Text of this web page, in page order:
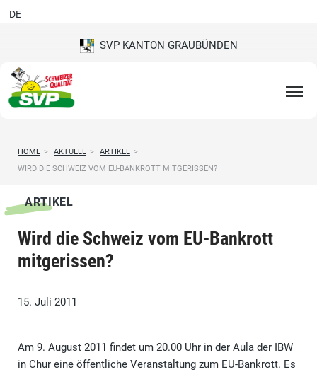
SVP KANTON GRAUBÜNDEN
DE
HOME > AKTUELL > ARTIKEL >
WIRD DIE SCHWEIZ VOM EU-BANKROTT MITGERISSEN?
ARTIKEL
Wird die Schweiz vom EU-Bankrott
mitgerissen?
15. Juli 2011
Am 9. August 2011 findet um 20.00 Uhr in der Aula der IBW
in Chur eine öffentliche Veranstaltung zum EU-Bankrott. Es